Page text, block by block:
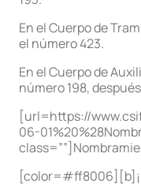
En el Cuerpo de
el número 423.
En el Cuerpo de
número 198,
[url=https://
06-